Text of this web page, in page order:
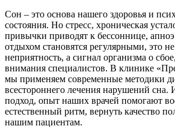
Сон – это основа нашего здоровья и
состояния. Но стресс, хроническая
привычки приводят к бессоннице,
отдыхом становятся регулярными, это
неприятность, а сигнал организма о
внимания специалистов. В клинике
мы применяем современные методики
всестороннего лечения нарушений
подход, опыт наших врачей помогают
естественный ритм, вернуть качество
нашим пациентам.